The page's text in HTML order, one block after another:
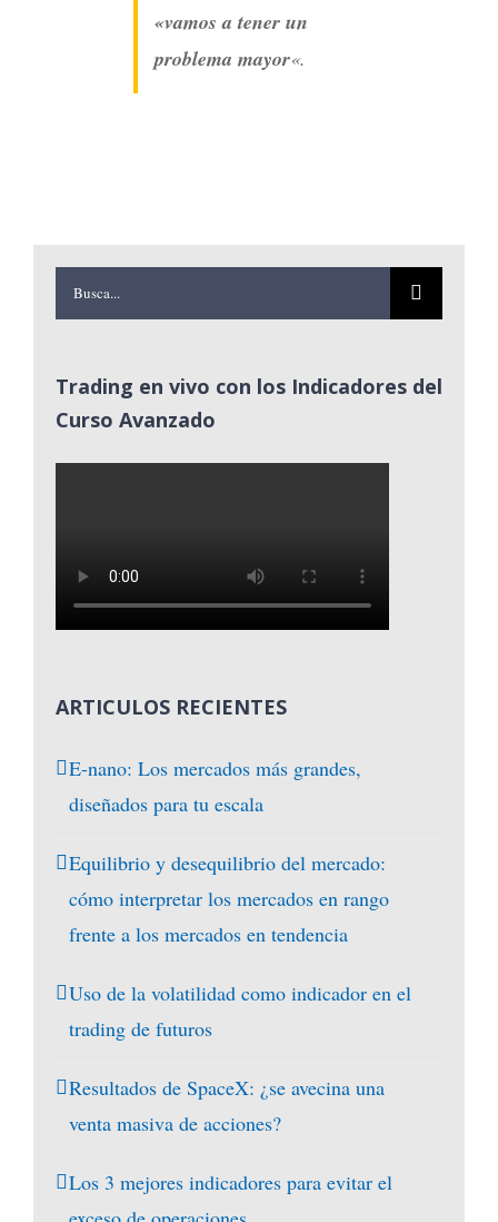
«vamos a tener un
problema mayor«.
Buscar:
Trading en vivo con los Indicadores del
Curso Avanzado
ARTICULOS RECIENTES
E-nano: Los mercados más grandes,
diseñados para tu escala
Equilibrio y desequilibrio del mercado:
cómo interpretar los mercados en rango
frente a los mercados en tendencia
Uso de la volatilidad como indicador en el
trading de futuros
Resultados de SpaceX: ¿se avecina una
venta masiva de acciones?
Los 3 mejores indicadores para evitar el